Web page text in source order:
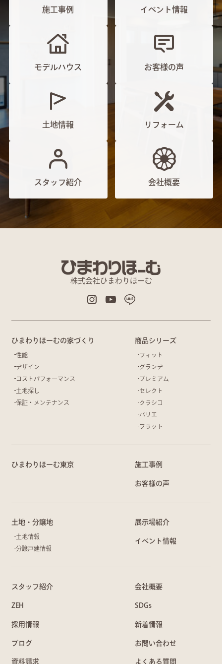
施工事例 イベント情報
モデルハウス お客様の声
土地情報 リフォーム
スタッフ紹介 会社概要
株式会社ひまわりほーむ
ひまわりほーむの家づくり
性能
デザイン
コストパフォーマンス
土地探し
保証・メンテナンス
商品シリーズ
フィット
グランデ
プレミアム
セレクト
クラシコ
バリエ
フラット
ひまわりほーむ東京 施工事例
お客様の声
土地・分譲地
土地情報
分譲戸建情報
展示場紹介
イベント情報
スタッフ紹介 会社概要
ZEH SDGs
採用情報 新着情報
ブログ お問い合わせ
資料請求 よくある質問